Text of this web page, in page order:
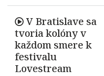
V Bratislave sa
tvoria kolóny v
každom smere k
festivalu
Lovestream